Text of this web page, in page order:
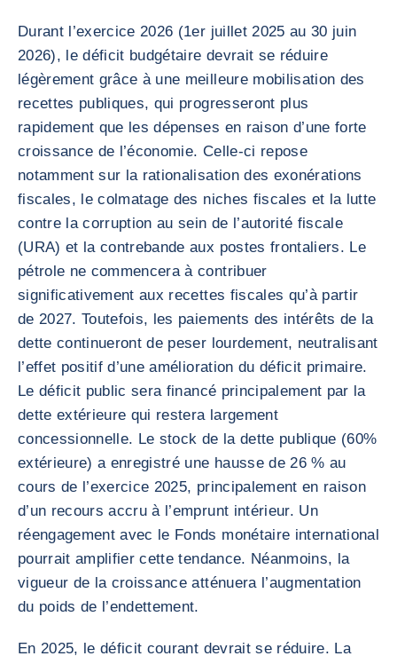
Durant l’exercice 2026 (1er juillet 2025 au 30 juin
2026), le déficit budgétaire devrait se réduire
légèrement grâce à une meilleure mobilisation des
recettes publiques, qui progresseront plus
rapidement que les dépenses en raison d’une forte
croissance de l’économie. Celle-ci repose
notamment sur la rationalisation des exonérations
fiscales, le colmatage des niches fiscales et la lutte
contre la corruption au sein de l’autorité fiscale
(URA) et la contrebande aux postes frontaliers. Le
pétrole ne commencera à contribuer
significativement aux recettes fiscales qu’à partir
de 2027. Toutefois, les paiements des intérêts de la
dette continueront de peser lourdement, neutralisant
l’effet positif d’une amélioration du déficit primaire.
Le déficit public sera financé principalement par la
dette extérieure qui restera largement
concessionnelle. Le stock de la dette publique (60%
extérieure) a enregistré une hausse de 26 % au
cours de l’exercice 2025, principalement en raison
d’un recours accru à l’emprunt intérieur. Un
réengagement avec le Fonds monétaire international
pourrait amplifier cette tendance. Néanmoins, la
vigueur de la croissance atténuera l’augmentation
du poids de l’endettement.
En 2025, le déficit courant devrait se réduire. La